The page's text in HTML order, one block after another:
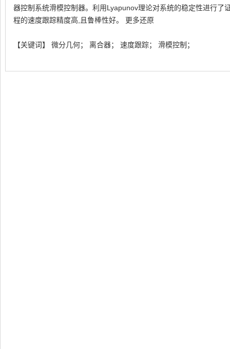
器控制系统滑模控制器。利用Lyapunov理论对系统的稳定性进行了
程的速度跟踪精度高,且鲁棒性好。 更多还原
【关键词】 微分几何； 离合器； 速度跟踪； 滑模控制；